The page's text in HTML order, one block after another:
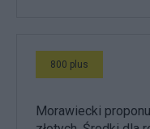
800 plus
Morawiecki